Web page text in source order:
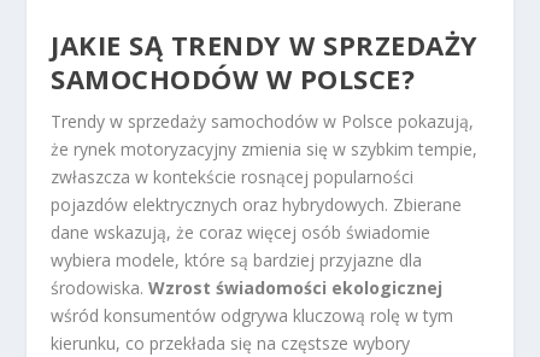
JAKIE SĄ TRENDY W SPRZEDAŻY
SAMOCHODÓW W POLSCE?
Trendy w sprzedaży samochodów w Polsce pokazują,
że rynek motoryzacyjny zmienia się w szybkim tempie,
zwłaszcza w kontekście rosnącej popularności
pojazdów elektrycznych oraz hybrydowych. Zbierane
dane wskazują, że coraz więcej osób świadomie
wybiera modele, które są bardziej przyjazne dla
środowiska.Wzrost świadomości ekologicznej
wśród konsumentów odgrywa kluczową rolę w tym
kierunku, co przekłada się na częstsze wybory